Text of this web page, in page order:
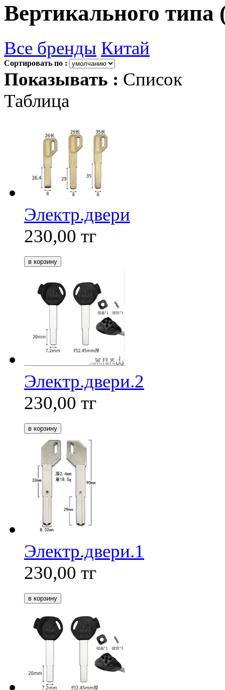
Вертикального типа
Все бренды Китай
Сортировать по :
Показывать : Список
Таблица
Электр.двери
230,00 тг
Электр.двери.2
230,00 тг
Электр.двери.1
230,00 тг